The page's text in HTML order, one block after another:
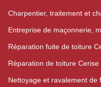
Charpentier, traitement et
Entreprise de maçonnerie,
Réparation fuite de toiture
Réparation de toiture Cerise
Nettoyage et ravalement de